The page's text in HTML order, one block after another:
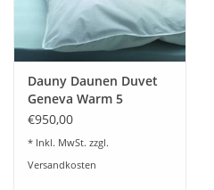
Dauny Daunen Duvet
Geneva Warm 5
€950,00
* Inkl. MwSt. zzgl.
Versandkosten